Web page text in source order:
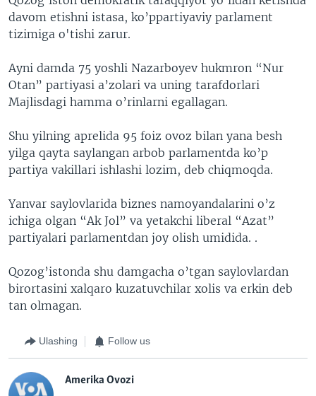
davom etishni istasa, ko’ppartiyaviy parlament
tizimiga o'tishi zarur.
Ayni damda 75 yoshli Nazarboyev hukmron “Nur
Otan” partiyasi a’zolari va uning tarafdorlari
Majlisdagi hamma o’rinlarni egallagan.
Shu yilning aprelida 95 foiz ovoz bilan yana besh
yilga qayta saylangan arbob parlamentda ko’p
partiya vakillari ishlashi lozim, deb chiqmoqda.
Yanvar saylovlarida biznes namoyandalarini o’z
ichiga olgan “Ak Jol” va yetakchi liberal “Azat”
partiyalari parlamentdan joy olish umidida. .
Qozog’istonda shu damgacha o’tgan saylovlardan
birortasini xalqaro kuzatuvchilar xolis va erkin deb
tan olmagan.
Ulashing Follow us
Amerika Ovozi